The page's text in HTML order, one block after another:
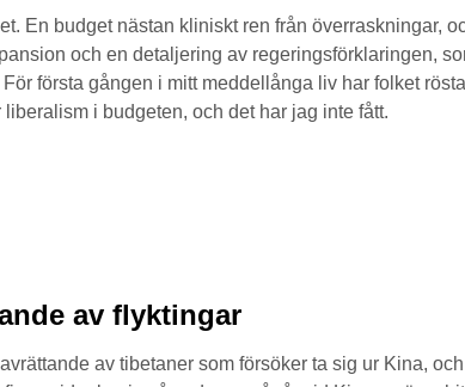
En budget nästan kliniskt ren från överraskningar,
och en detaljering av regeringsförklaringen,
första gången i mitt meddellånga liv har folket
i budgeten, och det har jag inte fått.
av flyktingar
av tibetaner som försöker ta sig ur Kina,